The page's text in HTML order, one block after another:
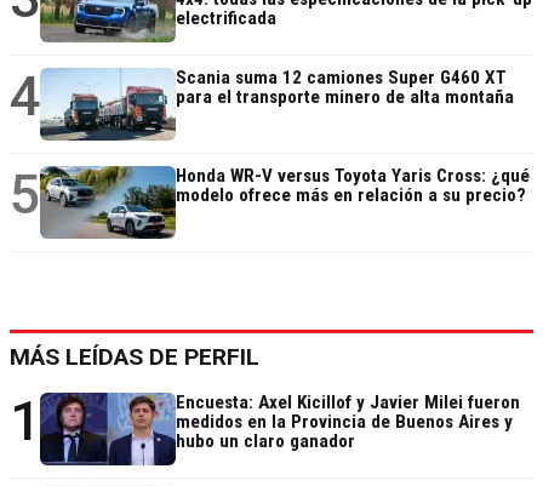
electrificada
4
Scania suma 12 camiones Super G460 XT
para el transporte minero de alta montaña
5
Honda WR-V versus Toyota Yaris Cross: ¿qué
modelo ofrece más en relación a su precio?
MÁS LEÍDAS DE PERFIL
1
Encuesta: Axel Kicillof y Javier Milei fueron
medidos en la Provincia de Buenos Aires y
hubo un claro ganador